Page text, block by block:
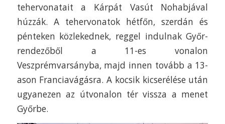
tehervonatait a Kárpát Vasút Nohabjával
húzzák. A tehervonatok hétfőn, szerdán és
pénteken közlekednek, reggel indulnak Győr-
rendezőből a 11-es vonalon
Veszprémvarsányba, majd innen tovább a 13-
ason Franciavágásra. A kocsik kicserélése után
ugyanezen az útvonalon tér vissza a menet
Győrbe.